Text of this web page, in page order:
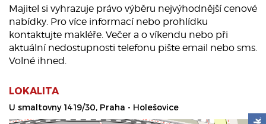
Majitel si vyhrazuje právo výběru nejvýhodnější cenové
nabídky. Pro více informací nebo prohlídku
kontaktujte makléře. Večer a o víkendu nebo při
aktuální nedostupnosti telefonu pište email nebo sms.
Volné ihned.
LOKALITA
U smaltovny 1419/30, Praha - Holešovice